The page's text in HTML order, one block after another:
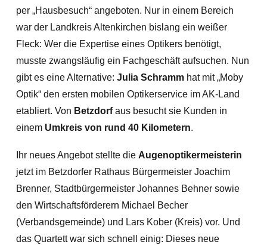
per „Hausbesuch“ angeboten. Nur in einem Bereich
war der Landkreis Altenkirchen bislang ein weißer
Fleck: Wer die Expertise eines Optikers benötigt,
musste zwangsläufig ein Fachgeschäft aufsuchen. Nun
gibt es eine Alternative: Julia Schramm hat mit „Moby
Optik“ den ersten mobilen Optikerservice im AK-Land
etabliert. Von Betzdorfaus besucht sie Kunden in
einem Umkreis von rund 40 Kilometern.
Ihr neues Angebot stellte die Augenoptikermeisterin
jetzt im Betzdorfer Rathaus Bürgermeister Joachim
Brenner, Stadtbürgermeister Johannes Behner sowie
den Wirtschaftsförderern Michael Becher
(Verbandsgemeinde) und Lars Kober (Kreis) vor. Und
das Quartett war sich schnell einig: Dieses neue